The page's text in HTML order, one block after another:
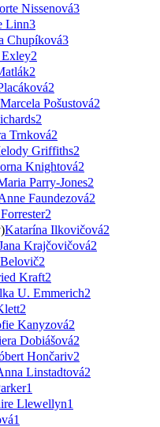
Nissenová3
Linn3
Chupíková3
2
2
2
Marcela Pošustová2
2
Trnková2
Griffiths2
Knightová2
Parry-Jones2
Faundezová2
2
Katarína Ilkovičová2
Krajčovičová2
2
Kraft2
U. Emmerich2
2
Kanyzová2
Dobiášová2
Hončariv2
Linstadtová2
1
Llewellyn1
1